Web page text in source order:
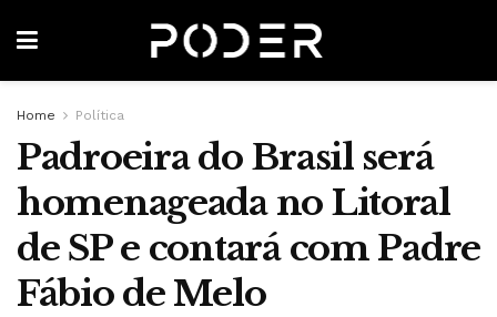
Home Política
Padroeira do Brasil será
homenageada no Litoral
de SP e contará com Padre
Fábio de Melo